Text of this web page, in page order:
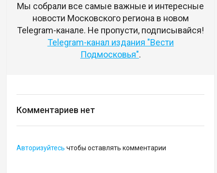
Мы собрали все самые важные и интересные
новости Московского региона в новом
Telegram-канале. Не пропусти, подписывайся!
Telegram-канал издания "Вести
Подмосковья".
Комментариев нет
Авторизуйтесь чтобы оставлять комментарии